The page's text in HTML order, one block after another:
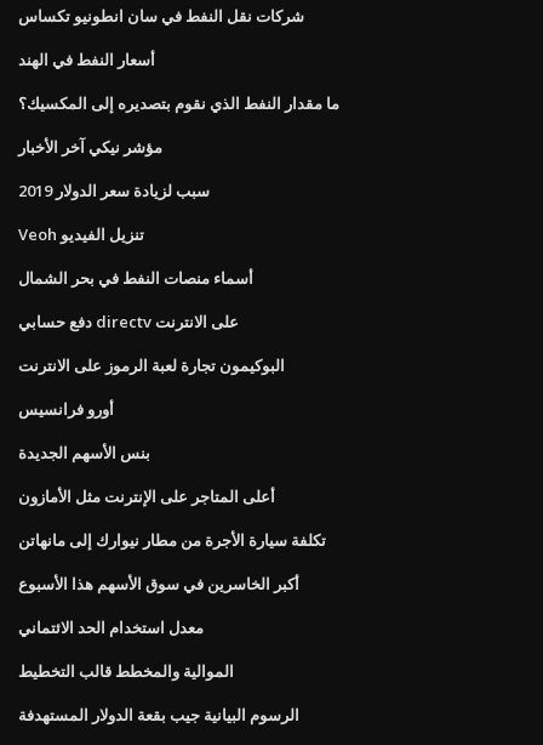
شركات نقل النفط في سان انطونيو تكساس
أسعار النفط في الهند
ما مقدار النفط الذي نقوم بتصديره إلى المكسيك؟
مؤشر نيكي آخر الأخبار
سبب لزيادة سعر الدولار 2019
Veoh تنزيل الفيديو
أسماء منصات النفط في بحر الشمال
دفع حسابي directv على الانترنت
البوكيمون تجارة لعبة الرموز على الانترنت
أورو فرانسيس
بنس الأسهم الجديدة
أعلى المتاجر على الإنترنت مثل الأمازون
تكلفة سيارة الأجرة من مطار نيوارك إلى مانهاتن
أكبر الخاسرين في سوق الأسهم هذا الأسبوع
معدل استخدام الحد الائتماني
الموالية والمخطط قالب التخطيط
الرسوم البيانية جيب بقعة الدولار المستهدفة